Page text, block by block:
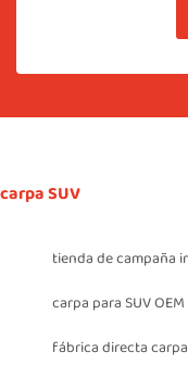
carpa SUV
tienda de campaña
carpa para SUV OEM
fábrica directa